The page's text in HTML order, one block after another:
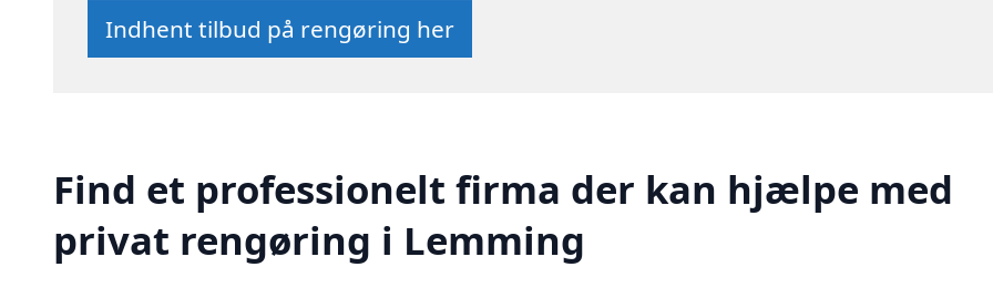
Indhent tilbud på rengøring her
Find et professionelt firma der kan hjælpe med
privat rengøring i Lemming